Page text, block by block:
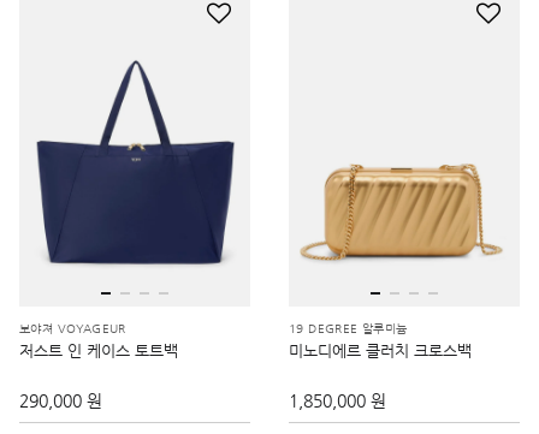
보야져 VOYAGEUR
저스트 인 케이스 토트백
290,000 원
19 DEGREE 알루미늄
미노디에르 클러치 크로스백
1,850,000 원